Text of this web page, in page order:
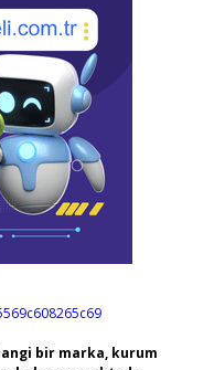
bir marka, kurum